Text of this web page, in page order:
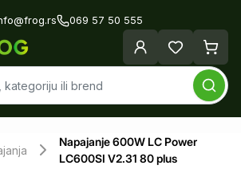
069 57 50 555
Napajanje 600W LC Power
LC600SI V2.31 80 plus